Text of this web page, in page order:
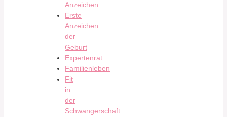
Anzeichen
Erste
Anzeichen
der
Geburt
Expertenrat
Familienleben
Fit
in
der
Schwangerschaft